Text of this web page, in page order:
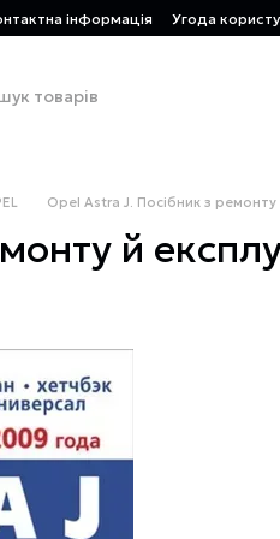
інформація Угода
Opel Astra J. Посібник з ремонту
й